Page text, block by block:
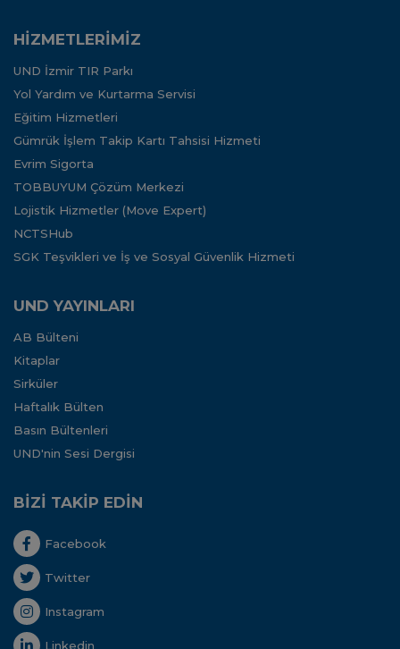
HİZMETLERİMİZ
UND İzmir TIR Parkı
Yol Yardım ve Kurtarma Servisi
Eğitim Hizmetleri
Gümrük İşlem Takip Kartı Tahsisi Hizmeti
Evrim Sigorta
TOBBUYUM Çözüm Merkezi
Lojistik Hizmetler (Move Expert)
NCTSHub
SGK Teşvikleri ve İş ve Sosyal Güvenlik Hizmeti
UND YAYINLARI
AB Bülteni
Kitaplar
Sirküler
Haftalık Bülten
Basın Bültenleri
UND'nin Sesi Dergisi
BİZİ TAKİP EDİN
Facebook
Twitter
Instagram
Linkedin